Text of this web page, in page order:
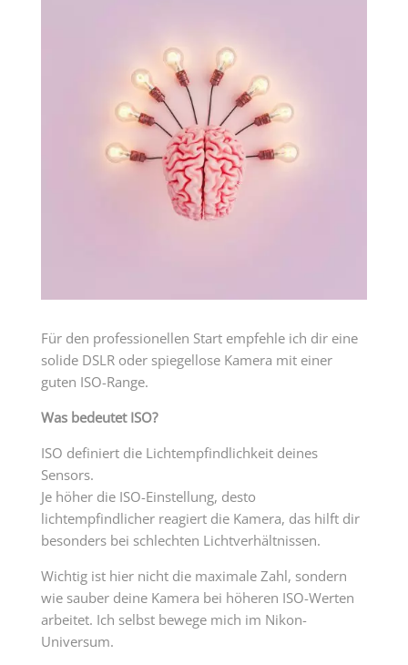
Für den professionellen Start empfehle ich dir eine
solide DSLR oder spiegellose Kamera mit einer
guten ISO-Range.
Was bedeutet ISO?
ISO definiert die Lichtempfindlichkeit deines
Sensors.
Je höher die ISO-Einstellung, desto
lichtempfindlicher reagiert die Kamera, das hilft dir
besonders bei schlechten Lichtverhältnissen.
Wichtig ist hier nicht die maximale Zahl, sondern
wie sauber deine Kamera bei höheren ISO-Werten
arbeitet. Ich selbst bewege mich im Nikon-
Universum.